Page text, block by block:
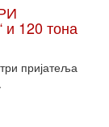
120 тона
пријатеља